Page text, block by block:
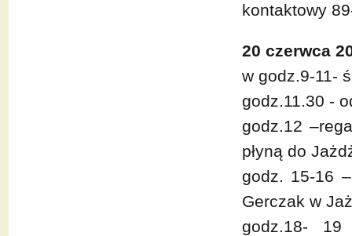
kontaktowy
20 czerwca
w godz.9-11-
godz.11.30 -
godz.12
płyną do
godz. 15-16
Gerczak w
godz.18- 19